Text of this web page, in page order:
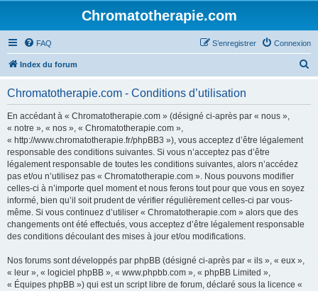
Chromatotherapie.com
FAQ Connexion
S’enregistrer
Index du forum
Chromatotherapie.com - Conditions d’utilisation
En accédant à « Chromatotherapie.com » (désigné ci-après par « nous »,
« notre », « nos », « Chromatotherapie.com »,
« http://www.chromatotherapie.fr/phpBB3 »), vous acceptez d’être légalement
responsable des conditions suivantes. Si vous n’acceptez pas d’être
légalement responsable de toutes les conditions suivantes, alors n’accédez
pas et/ou n’utilisez pas « Chromatotherapie.com ». Nous pouvons modifier
celles-ci à n’importe quel moment et nous ferons tout pour que vous en soyez
informé, bien qu’il soit prudent de vérifier régulièrement celles-ci par vous-
même. Si vous continuez d’utiliser « Chromatotherapie.com » alors que des
changements ont été effectués, vous acceptez d’être légalement responsable
des conditions découlant des mises à jour et/ou modifications.
Nos forums sont développés par phpBB (désigné ci-après par « ils », « eux »,
« leur », « logiciel phpBB », « www.phpbb.com », « phpBB Limited »,
« Équipes phpBB ») qui est un script libre de forum, déclaré sous la licence «